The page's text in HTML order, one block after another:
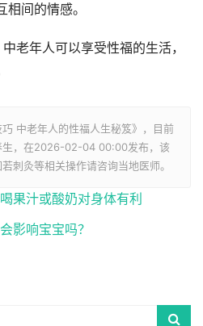
间的情感。
老年人可以享受性福的生活，
中老年人的性福人生秘笈》，目前
生，在2026-02-04 00:00发布，该
刺灸等相关操作请咨询当地医师。
果汁或酸奶对身体有利
影响宝宝吗？